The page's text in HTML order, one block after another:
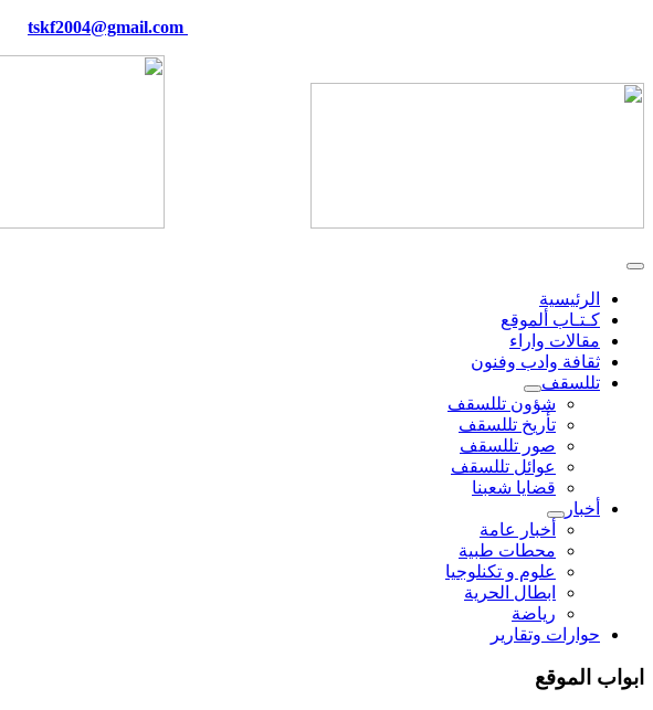
tskf2004@gmail.com
الرئيسية
كـتـاب ألموقع
مقالات واراء
ثقافة وادب وفنون
تللسقف
شؤون تللسقف
تأريخ تللسقف
صور تللسقف
عوائل تللسقف
قضايا شعبنا
أخبار
أخبار عامة
محطات طبية
علوم و تکنلوجیا
ابطال الحرية
رياضة
حوارات وتقارير
ابواب الموقع